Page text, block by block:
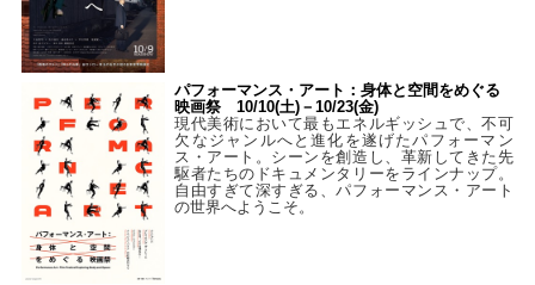
パフォーマンス・アート：身体と空間をめぐる
映画祭 10/10(土)－10/23(金)
現代美術において最もエネルギッシュで、不可
欠なジャンルへと進化を遂げたパフォーマン
ス・アート。シーンを創造し、革新してきた先
駆者たちのドキュメンタリーをラインナップ。
自由すぎて深すぎる、パフォーマンス・アート
の世界へようこそ。